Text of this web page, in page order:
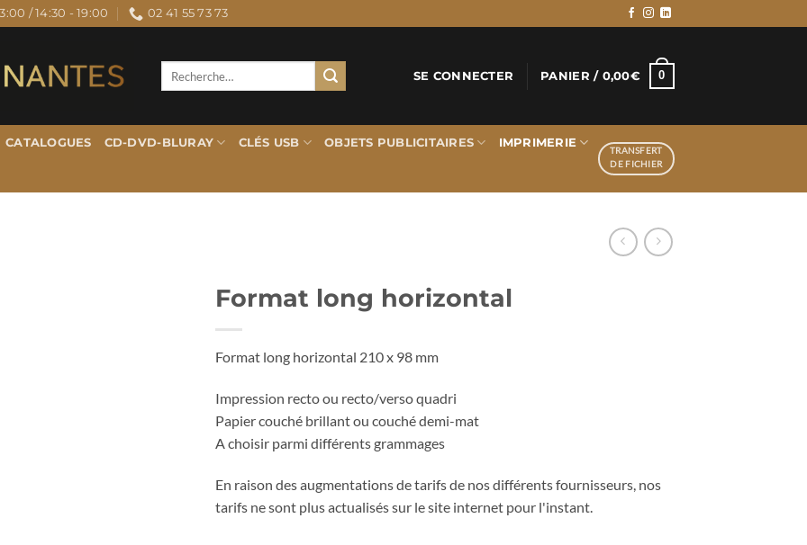
/ 14:30 - 19:00 02 41 55 73 73
SE CONNECTER PANIER / 0,00€ 0
CATALOGUES CD-DVD-BLURAY CLÉS USB OBJETS PUBLICITAIRES IMPRIMERIE
TRANSFERT
DE FICHIER
Format long horizontal
Format long horizontal 210 x 98 mm
Impression recto ou recto/verso quadri
Papier couché brillant ou couché demi-mat
A choisir parmi différents grammages
En raison des augmentations de tarifs de nos différents fournisseurs, nos
tarifs ne sont plus actualisés sur le site internet pour l'instant.